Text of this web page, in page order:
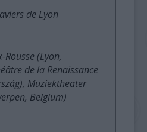
de Lyon
Rousse (Lyon,
de la Renaissance
Muziektheater
Belgium)